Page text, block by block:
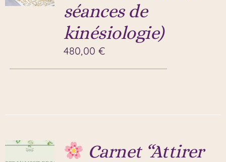
séances de
kinésiologie)
480,00 €
Carnet “Attirer